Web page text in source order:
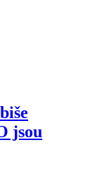
jsou